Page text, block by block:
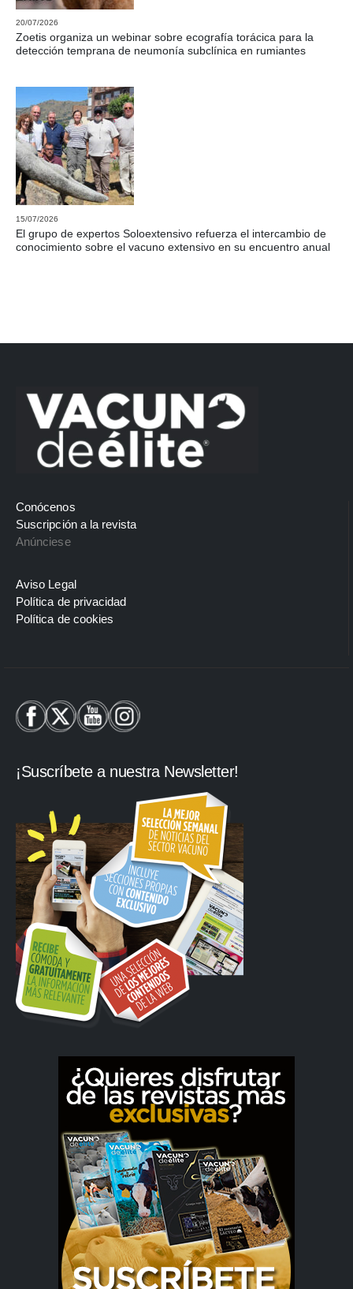
20/07/2026
Zoetis organiza un webinar sobre ecografía torácica para la
detección temprana de neumonía subclínica en rumiantes
15/07/2026
El grupo de expertos Soloextensivo refuerza el intercambio de
conocimiento sobre el vacuno extensivo en su encuentro anual
Conócenos
Suscripción a la revista
Anúnciese
Aviso Legal
Política de privacidad
Política de cookies
¡Suscríbete a nuestra Newsletter!